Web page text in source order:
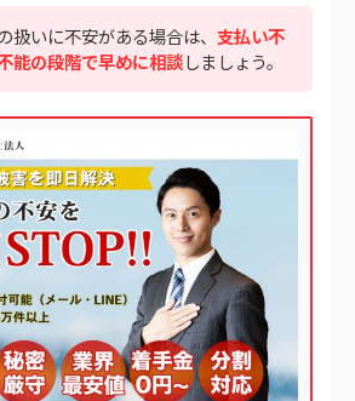
扱いに不安がある場合は、支払い不
能の段階で早めに相談しましょう。